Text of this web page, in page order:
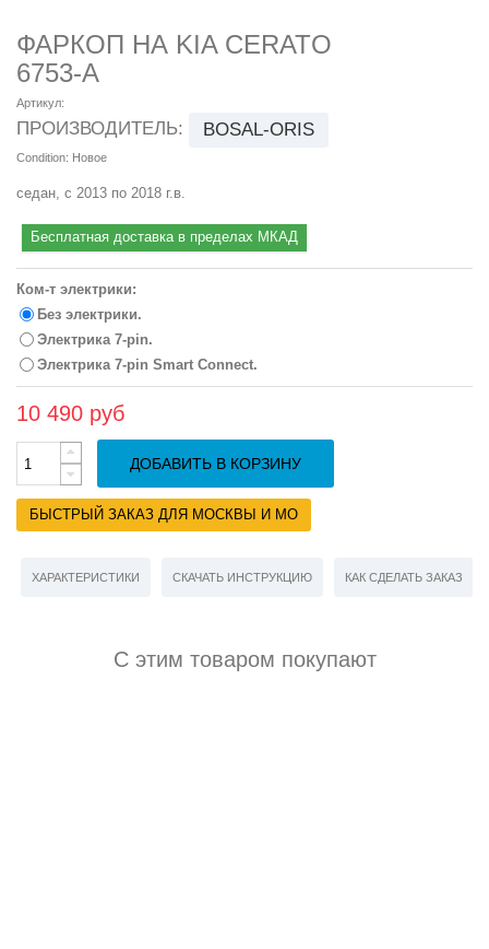
ФАРКОП НА KIA CERATO
6753-A
Артикул:
ПРОИЗВОДИТЕЛЬ: BOSAL-ORIS
Condition: Новое
седан, с 2013 по 2018 г.в.
Бесплатная доставка в пределах МКАД
Ком-т электрики:
Без электрики.
Электрика 7-pin.
Электрика 7-pin Smart Connect.
10 490 руб
ДОБАВИТЬ В КОРЗИНУ
БЫСТРЫЙ ЗАКАЗ ДЛЯ МОСКВЫ И МО
ХАРАКТЕРИСТИКИ СКАЧАТЬ ИНСТРУКЦИЮ КАК СДЕЛАТЬ ЗАКАЗ
С этим товаром покупают